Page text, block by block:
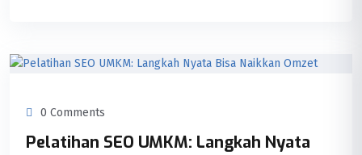
0 Comments
Pelatihan SEO UMKM: Langkah Nyata